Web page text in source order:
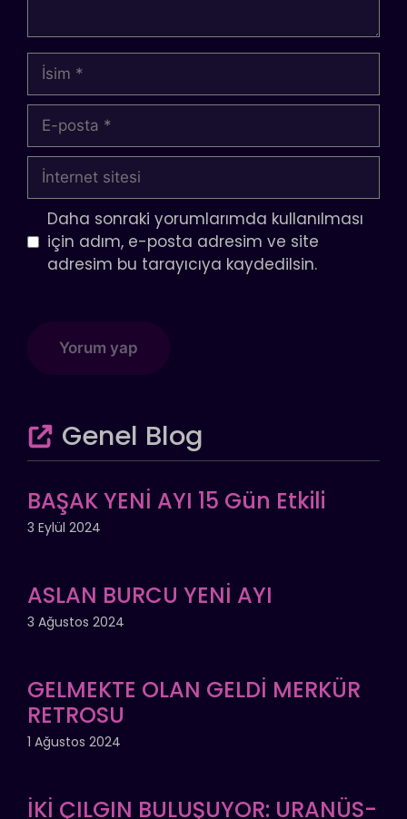
İsim
posta
İnternet
sitesi
Daha sonraki yorumlarımda kullanılması
için adım, e-posta adresim ve site
adresim bu tarayıcıya kaydedilsin.
Genel Blog
BAŞAK YENİ AYI 15 Gün Etkili
3 Eylül 2024
ASLAN BURCU YENİ AYI
3 Ağustos 2024
GELMEKTE OLAN GELDİ MERKÜR
RETROSU
1 Ağustos 2024
İKİ ÇILGIN BULUŞUYOR: URANÜS-